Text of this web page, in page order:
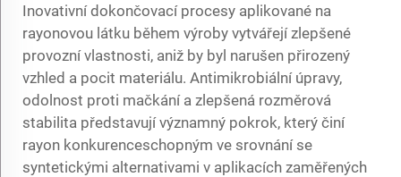
Inovativní dokončovací procesy aplikované na
rayonovou látku během výroby vytvářejí zlepšené
provozní vlastnosti, aniž by byl narušen přirozený
vzhled a pocit materiálu. Antimikrobiální úpravy,
odolnost proti mačkání a zlepšená rozměrová
stabilita představují významný pokrok, který činí
rayon konkurenceschopným ve srovnání se
syntetickými alternativami v aplikacích zaměřených